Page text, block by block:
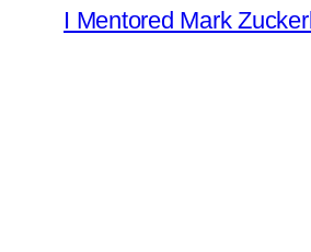
I Mentored Mark